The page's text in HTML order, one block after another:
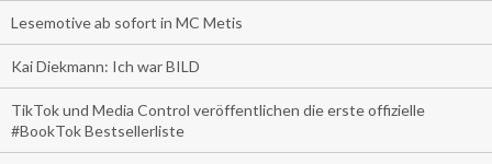
Lesemotive ab sofort in MC Metis
Kai Diekmann: Ich war BILD
TikTok und Media Control veröffentlichen die erste offizielle
#BookTok Bestsellerliste